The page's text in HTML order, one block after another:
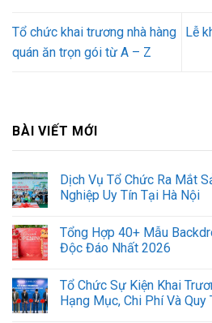
Tổ chức khai trương nhà hàng
quán ăn trọn gói từ A – Z
Lễ
BÀI VIẾT MỚI
Dịch Vụ Tổ Chức Ra Mắt
Nghiệp Uy Tín Tại Hà Nội
Tổng Hợp 40+ Mẫu
Độc Đáo Nhất 2026
Tổ Chức Sự Kiện Khai
Hạng Mục, Chi Phí Và Quy